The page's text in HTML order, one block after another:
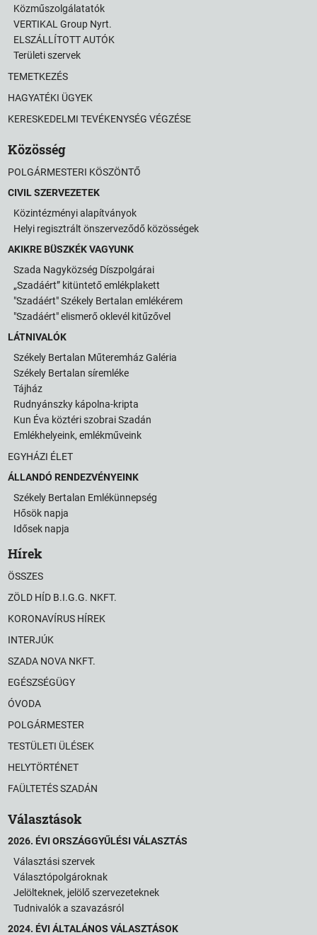
Közműszolgálatatók
VERTIKAL Group Nyrt.
ELSZÁLLÍTOTT AUTÓK
Területi szervek
TEMETKEZÉS
HAGYATÉKI ÜGYEK
KERESKEDELMI TEVÉKENYSÉG VÉGZÉSE
Közösség
POLGÁRMESTERI KÖSZÖNTŐ
CIVIL SZERVEZETEK
Közintézményi alapítványok
Helyi regisztrált önszerveződő közösségek
AKIKRE BÜSZKÉK VAGYUNK
Szada Nagyközség Díszpolgárai
„Szadáért” kitüntető emlékplakett
"Szadáért" Székely Bertalan emlékérem
"Szadáért" elismerő oklevél kitűzővel
LÁTNIVALÓK
Székely Bertalan Műteremház Galéria
Székely Bertalan síremléke
Tájház
Rudnyánszky kápolna-kripta
Kun Éva köztéri szobrai Szadán
Emlékhelyeink, emlékműveink
EGYHÁZI ÉLET
ÁLLANDÓ RENDEZVÉNYEINK
Székely Bertalan Emlékünnepség
Hősök napja
Idősek napja
Hírek
ÖSSZES
ZÖLD HÍD B.I.G.G. NKFT.
KORONAVÍRUS HÍREK
INTERJÚK
SZADA NOVA NKFT.
EGÉSZSÉGÜGY
ÓVODA
POLGÁRMESTER
TESTÜLETI ÜLÉSEK
HELYTÖRTÉNET
FAÜLTETÉS SZADÁN
Választások
2026. ÉVI ORSZÁGGYŰLÉSI VÁLASZTÁS
Választási szervek
Választópolgároknak
Jelölteknek, jelölő szervezeteknek
Tudnivalók a szavazásról
2024. ÉVI ÁLTALÁNOS VÁLASZTÁSOK